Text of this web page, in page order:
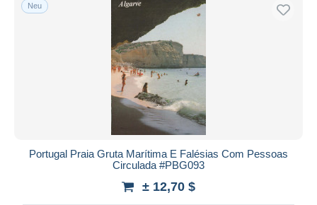
Neu
Portugal Praia Gruta Marítima E Falésias Com Pessoas
Circulada #PBG093
± 12,70 $